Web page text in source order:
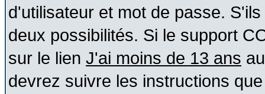
d'utilisateur et mot de passe.
deux possibilités. Si le support
sur le lien J'ai moins de 13 ans
devrez suivre les instructions